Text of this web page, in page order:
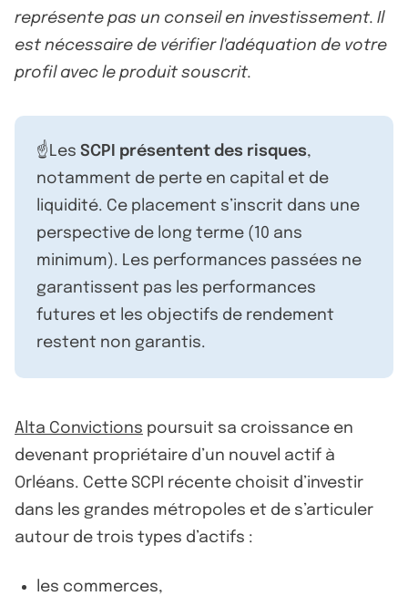
représente pas un conseil en investissement. Il
est nécessaire de vérifier l'adéquation de votre
profil avec le produit souscrit.
☝️Les SCPI présentent des risques,
notamment de perte en capital et de
liquidité. Ce placement s’inscrit dans une
perspective de long terme (10 ans
minimum). Les performances passées ne
garantissent pas les performances
futures et les objectifs de rendement
restent non garantis.
Alta Convictions poursuit sa croissance en
devenant propriétaire d’un nouvel actif à
Orléans. Cette SCPI récente choisit d’investir
dans les grandes métropoles et de s’articuler
autour de trois types d’actifs :
les commerces,